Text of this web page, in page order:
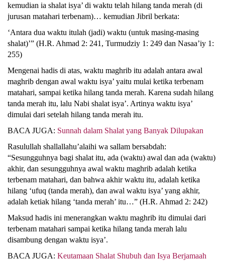
Abu Umar
kemudian ia shalat isya’ di waktu telah hilang tanda merah (di
jurusan matahari terbenam)… kemudian Jibril berkata:
‘Antara dua waktu itulah (jadi) waktu (untuk masing-masing
shalat)’” (H.R. Ahmad 2: 241, Turmudziy 1: 249 dan Nasaa’iy 1:
255)
Mengenai hadis di atas, waktu maghrib itu adalah antara awal
maghrib dengan awal waktu isya’ yaitu mulai ketika terbenam
matahari, sampai ketika hilang tanda merah. Karena sudah hilang
tanda merah itu, lalu Nabi shalat isya’. Artinya waktu isya’
dimulai dari setelah hilang tanda merah itu.
BACA JUGA: Sunnah dalam Shalat yang Banyak Dilupakan
Rasulullah shallallahu’alaihi wa sallam bersabdah:
“Sesungguhnya bagi shalat itu, ada (waktu) awal dan ada (waktu)
akhir, dan sesungguhnya awal waktu maghrib adalah ketika
terbenam matahari, dan bahwa akhir waktu itu, adalah ketika
hilang ‘ufuq (tanda merah), dan awal waktu isya’ yang akhir,
adalah ketiak hilang ‘tanda merah’ itu…” (H.R. Ahmad 2: 242)
Maksud hadis ini menerangkan waktu maghrib itu dimulai dari
terbenam matahari sampai ketika hilang tanda merah lalu
disambung dengan waktu isya’.
BACA JUGA: Keutamaan Shalat Shubuh dan Isya Berjamaah